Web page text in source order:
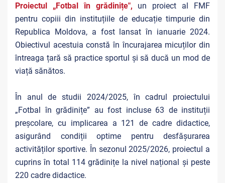
Proiectul „Fotbal în grădinițe", un proiect al FMF
pentru copiii din instituțiile de educație timpurie din
Republica Moldova, a fost lansat în ianuarie 2024.
Obiectivul acestuia constă în încurajarea micuților din
întreaga țară să practice sportul și să ducă un mod de
viață sănătos.
În anul de studii 2024/2025, în cadrul proiectului
„Fotbal în grădinițe” au fost incluse 63 de instituții
preșcolare, cu implicarea a 121 de cadre didactice,
asigurând condiții optime pentru desfășurarea
activităților sportive. În sezonul 2025/2026, proiectul a
cuprins în total 114 grădinițe la nivel național și peste
220 cadre didactice.